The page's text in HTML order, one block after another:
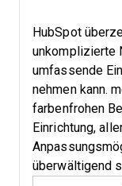
HubSpot
unkomplizierte
umfassende
nehmen kann.
farbenfrohen
Einrichtung,
überwältigend